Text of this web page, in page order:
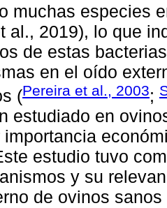
muchas especies
al., 2019), lo que
de estas
en el oído
(Pereira et al., 2003;
estudiado en
importancia
estudio tuvo
y su
de ovinos